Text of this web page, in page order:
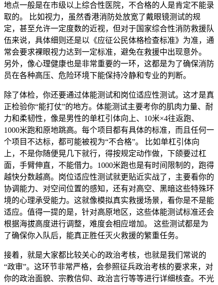
地点一般是在市级以上综合性医院，不合格的人是肯定不能录
取的。 比如视力，虽然香港消防处放宽了戴眼镜测试的规
定，甚至允许一定度数的近视，但对于国家综合性消防救援队
伍来说，具体细则还是以《应征公民体格检查标准》为准，通
常会要求裸眼视力达到一定标准，避免在救援中出现意外。
另外，像心理健康也是非常重要的一环，这都是为了确保消防
员在各种高压、危险环境下能保持冷静和专业的判断。
除了体检，你还要通过体能测试和岗位适应性测试。这才是真
正检验你“能打仗”的地方。体能测试主要考你的肌肉力量、耐
力和柔韧性，像是男性的单杠引体向上、10米×4往返跑、
1000米跑和原地跳高。每个项目都有具体的标准，而且任何一
个项目不达标，都可能被视为“不合格”。 比如单杠引体向
上，不是你随便晃几下就行，得按规定动作做，下颌要过杠
面，手臂伸直，不能借力。1000米跑也是有时间限制的，跑得
越快分数越高。岗位适应性测试就更贴近实战了，主要看你的
协调能力、对空间位置的感知，还有对高空、黑暗这些特殊环
境的心理承受能力。这就像模拟真实救援场景，看你是不是能
适应。值得一提的是，针对高原地区，这些体能测试标准还会
根据海拔高度进行调整，难度会相应增加。 这些测试都是为
了确保你入队后，能真正胜任灭火救援的繁重任务。
接着，就是大家都比较关心的政治考核，也就是我们常说的
“政审”。这环节非常严格，会参照征兵政治考核的要求来，对
你的政治面貌、宗教信仰、政治言行等等进行详细核查。不光